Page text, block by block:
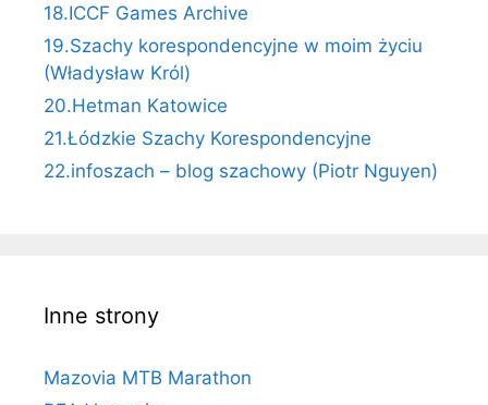
18.ICCF Games Archive
19.Szachy korespondencyjne w moim życiu
(Władysław Król)
20.Hetman Katowice
21.Łódzkie Szachy Korespondencyjne
22.infoszach – blog szachowy (Piotr Nguyen)
Inne strony
Mazovia MTB Marathon